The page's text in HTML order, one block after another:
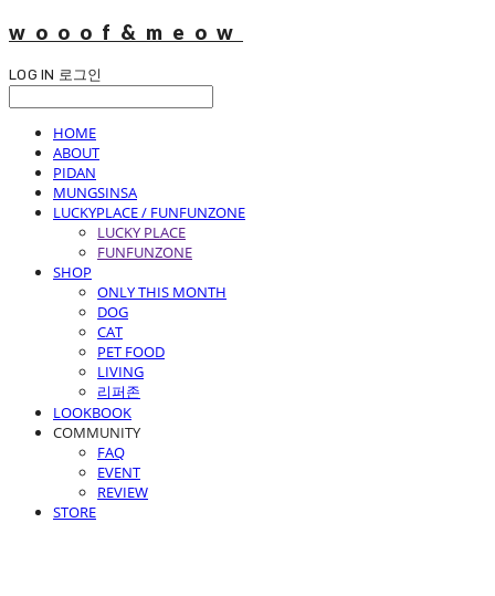
wooof&meow
LOG IN 로그인
HOME
ABOUT
PIDAN
MUNGSINSA
LUCKYPLACE / FUNFUNZONE
LUCKY PLACE
FUNFUNZONE
SHOP
ONLY THIS MONTH
DOG
CAT
PET FOOD
LIVING
리퍼존
LOOKBOOK
COMMUNITY
FAQ
EVENT
REVIEW
STORE